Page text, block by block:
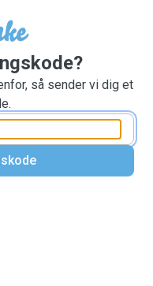
så sender vi dig et